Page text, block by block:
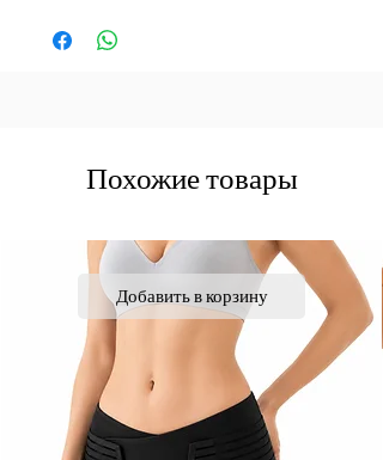
Похожие товары
Добавить в корзину